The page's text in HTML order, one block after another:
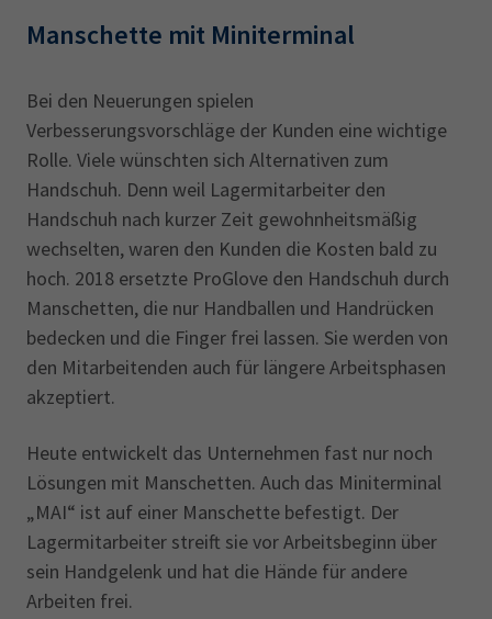
Manschette mit Miniterminal
Bei den Neuerungen spielen
Verbesserungsvorschläge der Kunden eine wichtige
Rolle. Viele wünschten sich Alternativen zum
Handschuh. Denn weil Lagermitarbeiter den
Handschuh nach kurzer Zeit gewohnheitsmäßig
wechselten, waren den Kunden die Kosten bald zu
hoch. 2018 ersetzte ProGlove den Handschuh durch
Manschetten, die nur Handballen und Handrücken
bedecken und die Finger frei lassen. Sie werden von
den Mitarbeitenden auch für längere Arbeitsphasen
akzeptiert.
Heute entwickelt das Unternehmen fast nur noch
Lösungen mit Manschetten. Auch das Miniterminal
„MAI“ ist auf einer Manschette befestigt. Der
Lagermitarbeiter streift sie vor Arbeitsbeginn über
sein Handgelenk und hat die Hände für andere
Arbeiten frei.